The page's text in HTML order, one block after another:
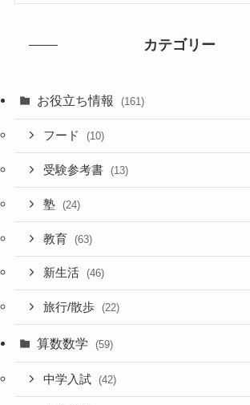
カテゴリー
お役立ち情報 (161)
フード (10)
受験参考書 (13)
塾 (24)
教育 (63)
新生活 (46)
旅行/散歩 (22)
算数数学 (59)
中学入試 (42)